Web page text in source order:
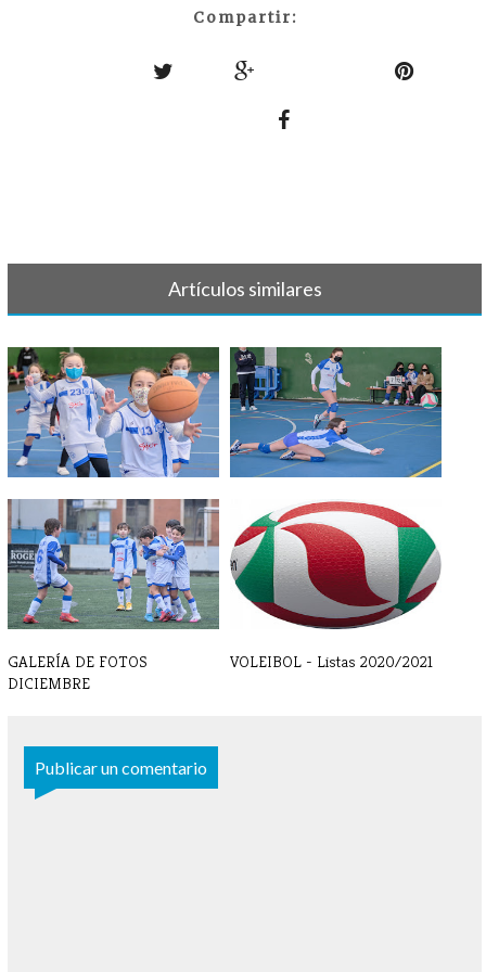
Compartir:
Artículos similares
GALERÍA DE FOTOS FEBRERO GALERÍA DE FOTOS - ENERO
GALERÍA DE FOTOS
DICIEMBRE
VOLEIBOL - Listas 2020/2021
Publicar un comentario